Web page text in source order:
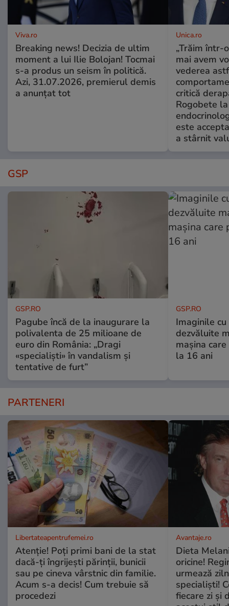
Viva.ro
Breaking news! Decizia de ultim
moment a lui Ilie Bolojan! Tocmai
s-a produs un seism în politică.
Azi, 31.07.2026, premierul demis
a anunțat tot
Unica.ro
„Trăim într-
mai avem
vederea
critică
Rogobete
este
a stârnit
GSP
GSP.RO
Pagube încă de la inaugurare la
polivalenta de 25 milioane de
euro din România: „Dragi
«specialiști» în vandalism și
tentative de furt”
GSP.RO
Imaginile
dezvăluite
mașina
la 16 ani
PARTENERI
Libertateapentrufemei.ro
Atenție! Poți primi bani de la stat
dacă-ți îngrijești părinții, bunicii
sau pe cineva vârstnic din familie.
Acum s-a decis! Cum trebuie să
procedezi
Avantaje.ro
Dieta
oricine!
urmează
specialiști!
fiecare zi și